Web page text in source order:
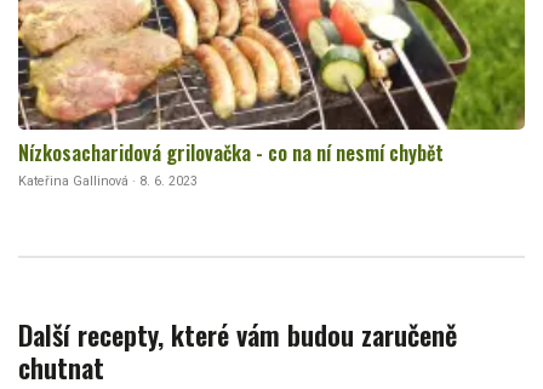
Nízkosacharidová grilovačka - co na ní nesmí chybět
Kateřina Gallinová · 8. 6. 2023
Další recepty, které vám budou zaručeně
chutnat